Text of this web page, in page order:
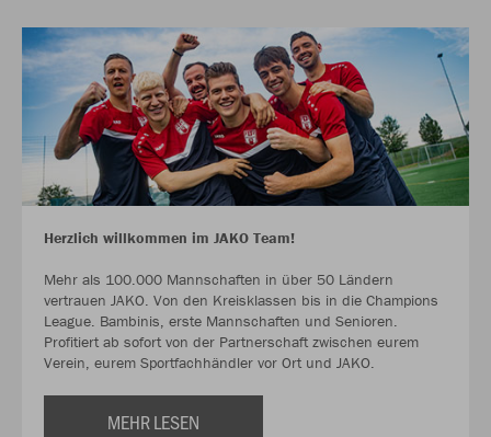
Herzlich willkommen im JAKO Team!
Mehr als 100.000 Mannschaften in über 50 Ländern
vertrauen JAKO. Von den Kreisklassen bis in die Champions
League. Bambinis, erste Mannschaften und Senioren.
Profitiert ab sofort von der Partnerschaft zwischen eurem
Verein, eurem Sportfachhändler vor Ort und JAKO.
MEHR LESEN